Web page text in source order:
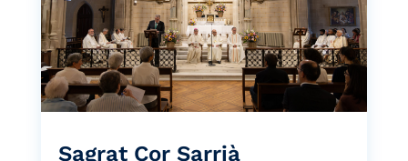
Sagrat Cor Sarrià